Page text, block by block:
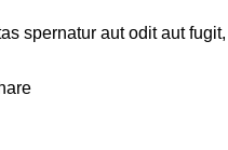
spernatur aut odit aut